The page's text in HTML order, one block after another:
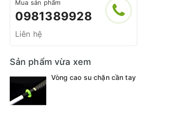
Mua sản phẩm
0981389928
Liên hệ
Sản phẩm vừa xem
Vòng cao su chặn cần tay